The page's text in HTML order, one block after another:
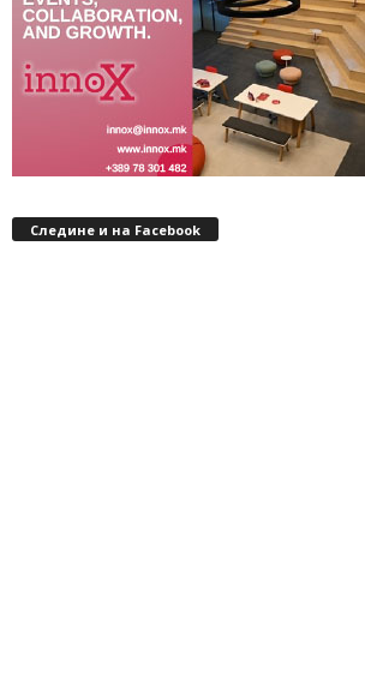
Следине и на Facebook